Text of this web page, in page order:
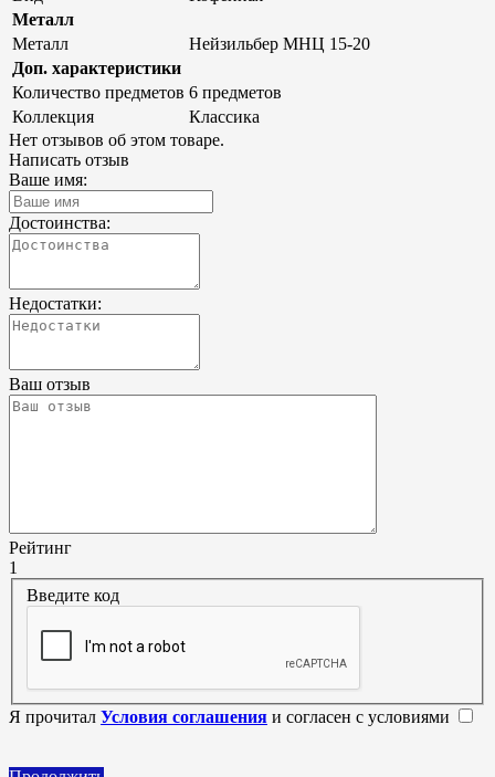
Металл
Металл
Нейзильбер МНЦ 15-20
Доп. характеристики
Количество предметов 6 предметов
Коллекция
Классика
Нет отзывов об этом товаре.
Написать отзыв
Ваше имя:
Достоинства:
Недостатки:
Ваш отзыв
Рейтинг
1
Введите код
Я прочитал Условия соглашения и согласен с условиями